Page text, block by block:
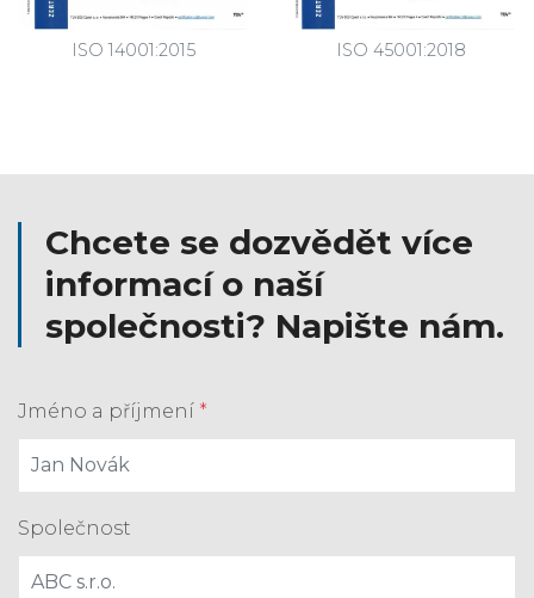
ISO 14001:2015 ISO 45001:2018
Chcete se dozvědět více
informací o naší
společnosti? Napište nám.
Jméno a příjmení *
Společnost